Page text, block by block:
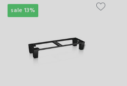
sale 13%